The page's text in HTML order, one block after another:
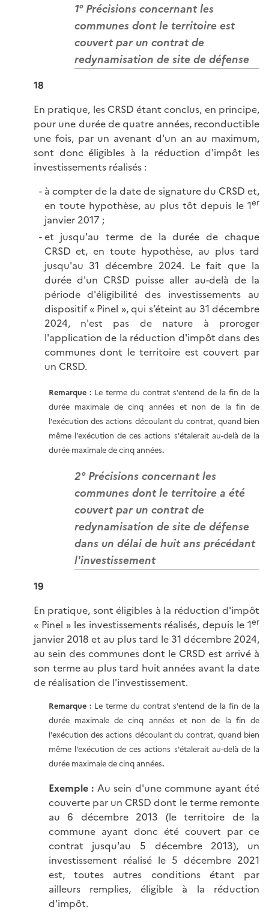
1° Précisions concernant les
communes dont le territoire est
couvert par un contrat de
redynamisation de site de défense
18
En pratique, les CRSD étant conclus, en principe,
pour une durée de quatre années, reconductible
une fois, par un avenant d'un an au maximum,
sont donc éligibles à la réduction d'impôt les
investissements réalisés :
à compter de la date de signature du CRSD et,
en toute hypothèse, au plus tôt depuis le 1er
janvier 2017 ;
et jusqu'au terme de la durée de chaque
CRSD et, en toute hypothèse, au plus tard
jusqu'au 31 décembre 2024. Le fait que la
durée d'un CRSD puisse aller au-delà de la
période d'éligibilité des investissements au
dispositif « Pinel », qui s’éteint au 31 décembre
2024, n'est pas de nature à proroger
l'application de la réduction d'impôt dans des
communes dont le territoire est couvert par
un CRSD.
Remarque :Le terme du contrat s'entend de la fin de la
durée maximale de cinq années et non de la fin de
l'exécution des actions découlant du contrat, quand bien
même l'exécution de ces actions s'étalerait au-delà de la
durée maximale de cinq années.
2° Précisions concernant les
communes dont le territoire a été
couvert par un contrat de
redynamisation de site de défense
dans un délai de huit ans précédant
l'investissement
19
En pratique, sont éligibles à la réduction d'impôt
« Pinel » les investissements réalisés, depuis le 1er
janvier 2018 et au plus tard le 31 décembre 2024,
au sein des communes dont le CRSD est arrivé à
son terme au plus tard huit années avant la date
de réalisation de l'investissement.
Remarque :Le terme du contrat s'entend de la fin de la
durée maximale de cinq années et non de la fin de
l'exécution des actions découlant du contrat, quand bien
même l'exécution de ces actions s'étalerait au-delà de la
durée maximale de cinq années.
Exemple : Au sein d'une commune ayant été
couverte par un CRSD dont le terme remonte
au 6 décembre 2013 (le territoire de la
commune ayant donc été couvert par ce
contrat jusqu'au 5 décembre 2013), un
investissement réalisé le 5 décembre 2021
est, toutes autres conditions étant par
ailleurs remplies, éligible à la réduction
d'impôt.